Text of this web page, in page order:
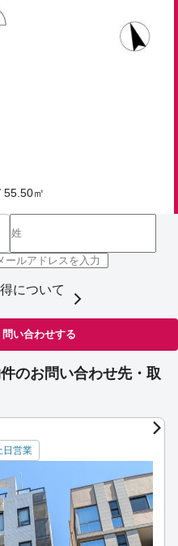
55.50㎡
について
問い合わせする
のお問い合わせ先・取
日営業